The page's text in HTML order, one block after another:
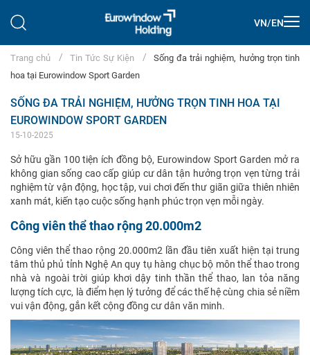
VN/EN
Trang chủ Tin Tức Sự Kiện
Sống đa trải nghiệm, hưởng trọn tinh
hoa tại Eurowindow Sport Garden
SỐNG ĐA TRẢI NGHIỆM, HƯỞNG TRỌN TINH HOA TẠI
EUROWINDOW SPORT GARDEN
15-10-2025
Sở hữu gần 100 tiện ích đồng bộ, Eurowindow Sport Garden mở ra
không gian sống cao cấp giúp cư dân tận hưởng trọn vẹn từng trải
nghiệm từ vận động, học tập, vui chơi đến thư giãn giữa thiên nhiên
xanh mát, kiến tạo cuộc sống hạnh phúc trọn vẹn mỗi ngày.
Công viên thể thao rộng 20.000m2
Công viên thể thao rộng 20.000m2 lần đầu tiên xuất hiện tại trung
tâm thủ phủ tỉnh Nghệ An quy tụ hàng chục bộ môn thể thao trong
nhà và ngoài trời giúp khơi dậy tinh thần thể thao, lan tỏa năng
lượng tích cực, là điểm hẹn lý tưởng để các thế hệ cùng chia sẻ niềm
vui vận động, gắn kết cộng đồng cư dân văn minh.